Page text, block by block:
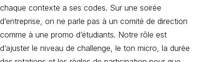
chaque contexte a ses codes. Sur une soirée
d’entreprise, on ne parle pas à un comité de direction
comme à une promo d’étudiants. Notre rôle est
d’ajuster le niveau de challenge, le ton micro, la durée